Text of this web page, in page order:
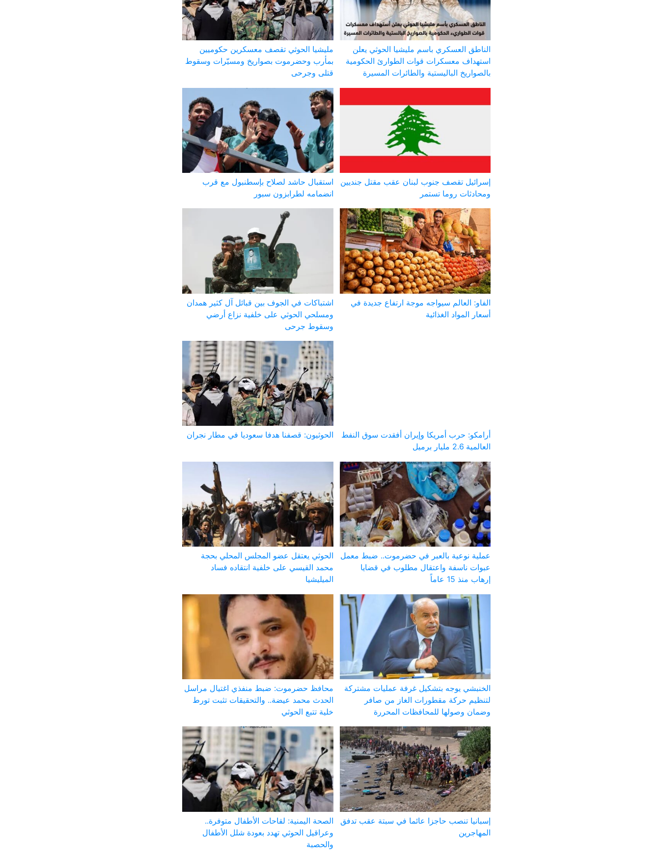
الناطق العسكري باسم مليشيا الحوثي يعلن
استهداف معسكرات قوات الطوارئ الحكومية
بالصواريخ الباليستية والطائرات المسيرة
مليشيا الحوثي تقصف معسكرين حكوميين
بمأرب وحضرموت بصواريخ ومسيّرات وسقوط
قتلى وجرحى
إسرائيل تقصف جنوب لبنان عقب مقتل جنديين
ومحادثات روما تستمر
استقبال حاشد لصلاح بإسطنبول مع قرب
انضمامه لطرابزون سبور
الفاو: العالم سيواجه موجة ارتفاع جديدة في
أسعار المواد الغذائية
اشتباكات في الجوف بين قبائل آل كثير همدان
ومسلحي الحوثي على خلفية نزاع أرضي
وسقوط جرحى
أرامكو: حرب أمريكا وإيران أفقدت سوق النفط
العالمية 2.6 مليار برميل
الحوثيون: قصفنا هدفا سعوديا في مطار نجران
عملية نوعية بالعبر في حضرموت.. ضبط معمل
عبوات ناسفة واعتقال مطلوب في قضايا
إرهاب منذ 15 عاماً
الحوثي يعتقل عضو المجلس المحلي بحجة
محمد القيسي على خلفية انتقاده فساد
الميليشيا
الخنبشي يوجه بتشكيل غرفة عمليات مشتركة
لتنظيم حركة مقطورات الغاز من صافر
وضمان وصولها للمحافظات المحررة
محافظ حضرموت: ضبط منفذي اغتيال مراسل
الحدث محمد عيضة.. والتحقيقات تثبت تورط
خلية تتبع الحوثي
إسبانيا تنصب حاجزا عائما في سبتة عقب تدفق
المهاجرين
الصحة اليمنية: لقاحات الأطفال متوفرة..
وعراقيل الحوثي تهدد بعودة شلل الأطفال
والحصبة